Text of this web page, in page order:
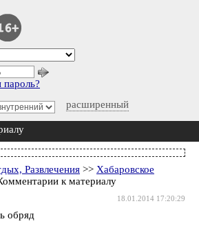
расширенный
пароль?
Развлечения >> Хабаровское
к материалу
18.01.2014 17:20:29
обряд